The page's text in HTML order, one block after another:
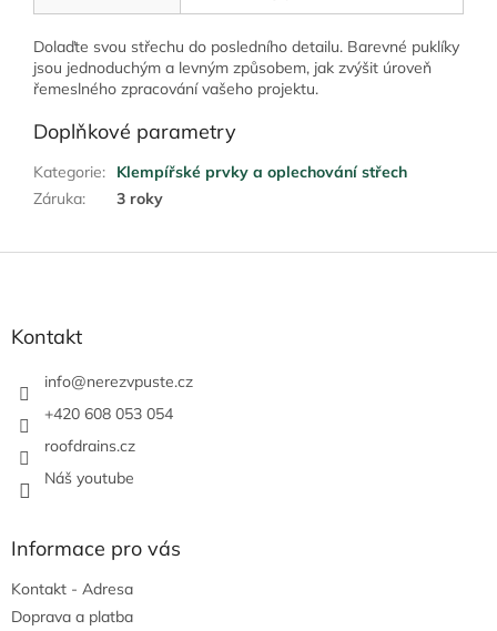
Dolaďte svou střechu do posledního detailu. Barevné puklíky
jsou jednoduchým a levným způsobem, jak zvýšit úroveň
řemeslného zpracování vašeho projektu.
Doplňkové parametry
Kategorie:
Klempířské prvky a oplechování střech
Záruka: 3 roky
Z
Kontakt
info@nerezvpuste.cz
+420 608 053 054
roofdrains.cz
Náš youtube
Informace pro vás
Kontakt - Adresa
Doprava a platba